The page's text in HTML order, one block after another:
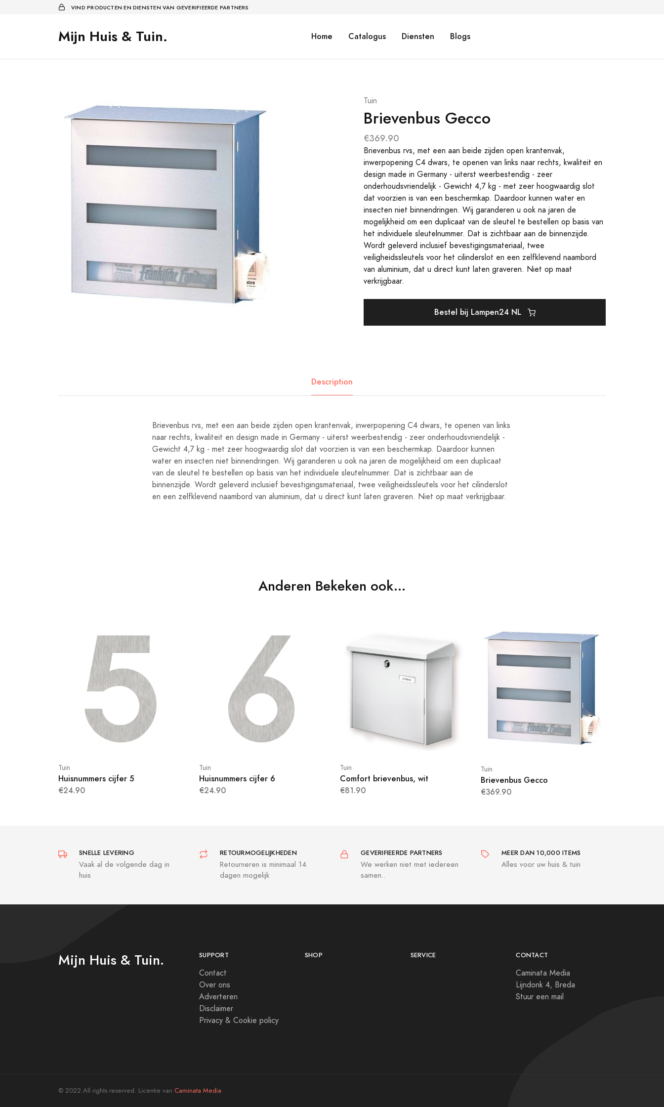
VIND PRODUCTEN EN DIENSTEN VAN GEVERIFIEERDE PARTNERS
Mijn Huis & Tuin. Home Catalogus Diensten Blogs
Tuin
Brievenbus Gecco
€369.90
Brievenbus rvs, met een aan beide zijden open krantenvak,
inwerpopening C4 dwars, te openen van links naar rechts, kwaliteit en
design made in Germany - uiterst weerbestendig - zeer
onderhoudsvriendelijk - Gewicht 4,7 kg - met zeer hoogwaardig slot
dat voorzien is van een beschermkap. Daardoor kunnen water en
insecten niet binnendringen. Wij garanderen u ook na jaren de
mogelijkheid om een duplicaat van de sleutel te bestellen op basis van
het individuele sleutelnummer. Dat is zichtbaar aan de binnenzijde.
Wordt geleverd inclusief bevestigingsmateriaal, twee
veiligheidssleutels voor het cilinderslot en een zelfklevend naambord
van aluminium, dat u direct kunt laten graveren. Niet op maat
verkrijgbaar.
Bestel bij Lampen24 NL
Description
Brievenbus rvs, met een aan beide zijden open krantenvak, inwerpopening C4 dwars, te openen van links
naar rechts, kwaliteit en design made in Germany - uiterst weerbestendig - zeer onderhoudsvriendelijk -
Gewicht 4,7 kg - met zeer hoogwaardig slot dat voorzien is van een beschermkap. Daardoor kunnen
water en insecten niet binnendringen. Wij garanderen u ook na jaren de mogelijkheid om een duplicaat
van de sleutel te bestellen op basis van het individuele sleutelnummer. Dat is zichtbaar aan de
binnenzijde. Wordt geleverd inclusief bevestigingsmateriaal, twee veiligheidssleutels voor het cilinderslot
en een zelfklevend naambord van aluminium, dat u direct kunt laten graveren. Niet op maat verkrijgbaar.
Anderen Bekeken ook...
Tuin
Huisnummers cijfer 5
€24.90
Tuin
Huisnummers cijfer 6
€24.90
Tuin
Comfort brievenbus, wit
€81.90
Tuin
Brievenbus Gecco
€369.90
SNELLE LEVERING
Vaak al de volgende dag in
huis
RETOURMOGELIJKHEDEN
Retourneren is minimaal 14
dagen mogelijk
GEVERIFIEERDE PARTNERS
We werken niet met iedereen
samen..
MEER DAN 10,000 ITEMS
Alles voor uw huis & tuin
Mijn Huis & Tuin. SUPPORT
Contact
Over ons
Adverteren
Disclaimer
Privacy & Cookie policy
SHOP SERVICE CONTACT
Caminata Media
Lijndonk 4, Breda
Stuur een mail
© 2022 All rights reserved. Licentie van Caminata Media